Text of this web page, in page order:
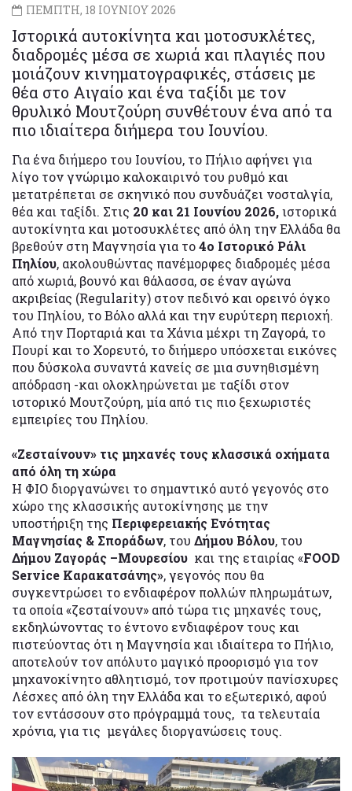
ΠΕΜΠΤΗ, 18 ΙΟΥΝΙΟΥ 2026
Ιστορικά αυτοκίνητα και μοτοσυκλέτες,
διαδρομές μέσα σε χωριά και πλαγιές που
μοιάζουν κινηματογραφικές, στάσεις με
θέα στο Αιγαίο και ένα ταξίδι με τον
θρυλικό Μουτζούρη συνθέτουν ένα από τα
πιο ιδιαίτερα διήμερα του Ιουνίου.
Για ένα διήμερο του Ιουνίου, το Πήλιο αφήνει για
λίγο τον γνώριμο καλοκαιρινό του ρυθμό και
μετατρέπεται σε σκηνικό που συνδυάζει νοσταλγία,
θέα και ταξίδι. Στις 20 και 21 Ιουνίου 2026,ιστορικά
αυτοκίνητα και μοτοσυκλέτες από όλη την Ελλάδα θα
βρεθούν στη Μαγνησία για το4ο Ιστορικό Ράλι
Πηλίου, ακολουθώντας πανέμορφες διαδρομές μέσα
από χωριά, βουνό και θάλασσα, σε έναν αγώνα
ακριβείας (Regularity) στον πεδινό και ορεινό όγκο
του Πηλίου, το Βόλο αλλά και την ευρύτερη περιοχή.
Από την Πορταριά και τα Χάνια μέχρι τη Ζαγορά, το
Πουρί και το Χορευτό, το διήμερο υπόσχεται εικόνες
που δύσκολα συναντά κανείς σε μια συνηθισμένη
απόδραση -και ολοκληρώνεται με ταξίδι στον
ιστορικό Μουτζούρη, μία από τις πιο ξεχωριστές
εμπειρίες του Πηλίου.
«Ζεσταίνουν» τις μηχανές τους κλασσικά οχήματα
από όλη τη χώρα
Η ΦΙΟ διοργανώνει το σημαντικό αυτό γεγονός στο
χώρο της κλασσικής αυτοκίνησης με την
υποστήριξη της Περιφερειακής Ενότητας
Μαγνησίας & Σποράδων, του Δήμου Βόλου, του
Δήμου Ζαγοράς –Μουρεσίου και της εταιρίας «FOOD
Service Καρακατσάνης», γεγονός που θα
συγκεντρώσει το ενδιαφέρον πολλών πληρωμάτων,
τα οποία «ζεσταίνουν» από τώρα τις μηχανές τους,
εκδηλώνοντας το έντονο ενδιαφέρον τους και
πιστεύοντας ότι η Μαγνησία και ιδιαίτερα το Πήλιο,
αποτελούν τον απόλυτο μαγικό προορισμό για τον
μηχανοκίνητο αθλητισμό, τον προτιμούν πανίσχυρες
Λέσχες από όλη την Ελλάδα και το εξωτερικό, αφού
τον εντάσσουν στο πρόγραμμά τους, τα τελευταία
χρόνια, για τις μεγάλες διοργανώσεις τους.